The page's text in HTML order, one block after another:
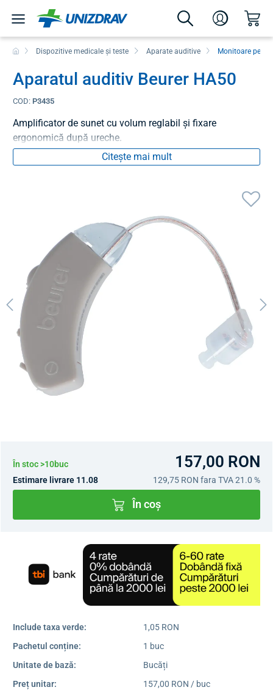
Dispozitive medicale și teste Aparate auditive Monitoare
Aparatul auditiv Beurer HA50
COD: P3435
Amplificator de sunet cu volum reglabil și fixare
ergonomică după ureche.
Citește mai mult
În stoc >10buc 157,00 RON
Estimare livrare 11.08 129,75 RON fara TVA 21.0 %
În coș
Include taxa verde:
1,05 RON
Pachetul conține:
1 buc
Unitate de bază:
Bucăți
Preț unitar:
157,00 RON / buc